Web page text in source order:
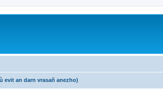
evit an darn vrasañ anezho)